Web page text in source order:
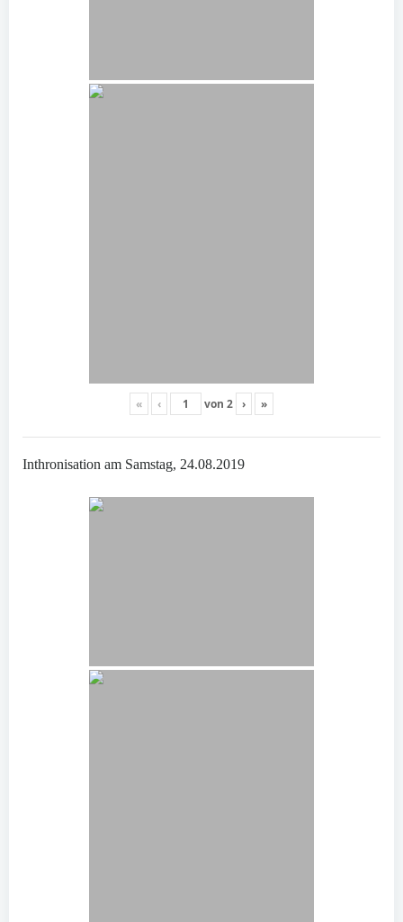
« ‹ von 2 › »
Inthronisation am Samstag, 24.08.2019